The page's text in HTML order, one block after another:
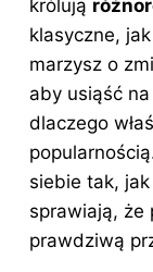
królują
klasyczne,
marzysz o
aby usiąść
dlaczego
siebie tak,
sprawiają, że
prawdziwą